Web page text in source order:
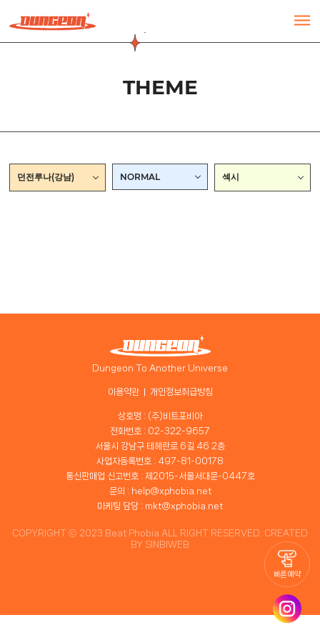
THEME
던전루나(강남) NORMAL 섹시
빠른 예약
Dungeon To Another Universe
이용약관 개인정보취급방침
상호명 : (주)비트포비아
전화번호 : 02-322-9657
서울시 강남구 테헤란로 6길 46 2층
사업자등록번호 : 497-81-00178
통신판매업 신고번호 : 제2015-서울서대문-0447호
문의 : help@xphobia.net
마케팅 담당 : mkt@xphobia.net
COPYRIGHT ⓒ 2023 Beat Phobia ALL RIGHT RESERVED. CREATED
BY SINBIWEB